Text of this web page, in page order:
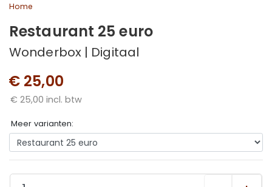
Home
Restaurant 25 euro
Wonderbox | Digitaal
€ 25,00
€ 25,00 incl. btw
Meer varianten: